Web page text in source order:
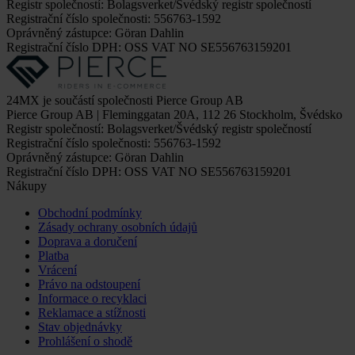
Registr společností: Bolagsverket/Švédský registr společností
Registrační číslo společnosti: 556763-1592
Oprávněný zástupce: Göran Dahlin
Registrační číslo DPH: OSS VAT NO SE556763159201
24MX je součástí společnosti Pierce Group AB
Pierce Group AB | Fleminggatan 20A, 112 26 Stockholm, Švédsko
Registr společností: Bolagsverket/Švédský registr společností
Registrační číslo společnosti: 556763-1592
Oprávněný zástupce: Göran Dahlin
Registrační číslo DPH: OSS VAT NO SE556763159201
Nákupy
Obchodní podmínky
Zásady ochrany osobních údajů
Doprava a doručení
Platba
Vrácení
Právo na odstoupení
Informace o recyklaci
Reklamace a stížnosti
Stav objednávky
Prohlášení o shodě